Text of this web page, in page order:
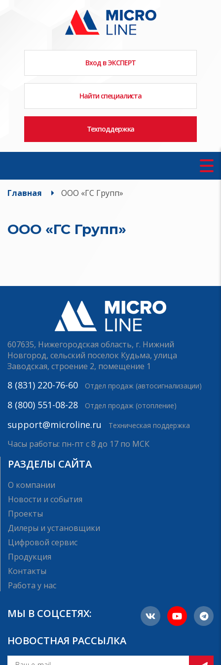
Вход в ЭКСПЕРТ
Найти специалиста
Техподдержка
Главная ООО «ГС Групп»
ООО «ГС Групп»
607635, Нижегородская область, г. Нижний
Новгород, сельский поселок Кудьма, улица
Заводская, строение 2, помещение 1
8 (831) 220-76-60 Отдел продаж (автосигнализации)
8 (800) 551-08-28 Отдел продаж (отопление)
support@microline.ru Техническая поддержка
Часы работы: пн-пт с 8 до 17 по МСК
РАЗДЕЛЫ САЙТА
О компании
Новости и события
Проекты
Дилеры и установщики
Цифровой сервис
Продукция
Контакты
Работа у нас
МЫ В СОЦСЕТЯХ:
НОВОСТНАЯ РАССЫЛКА